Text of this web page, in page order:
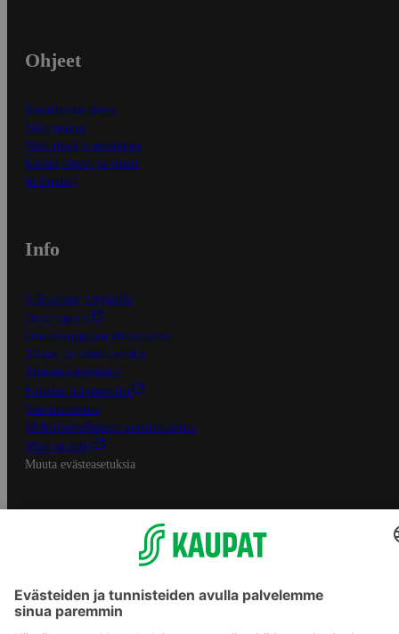
Ohjeet
Ensitilaajan ohjeet
Näin maksat
Näin tilaat ja muokkaat
Kaikki ohjeet ja vinkit
In English
Info
S-Business yrityksille
Oiva-raportit
Osuuskauppojen yhteystiedot
Tilaus- ja toimitusehdot
Tietosuojakäytäntö
Palvelun käyttöehdot
Saavutettavuus
Mobiilisovelluksen saavutettavuus
Mainostajalle
Muuta evästeasetuksia
S-ryhmän palvelut
Asiakasomistajuus
Yhteishyvä Ruoka -sovellus